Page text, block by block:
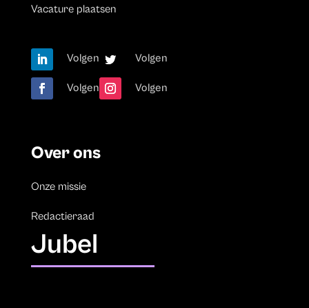
Vacature plaatsen
Volgen Volgen
Volgen Volgen
Over ons
Onze missie
Redactieraad
Jubel